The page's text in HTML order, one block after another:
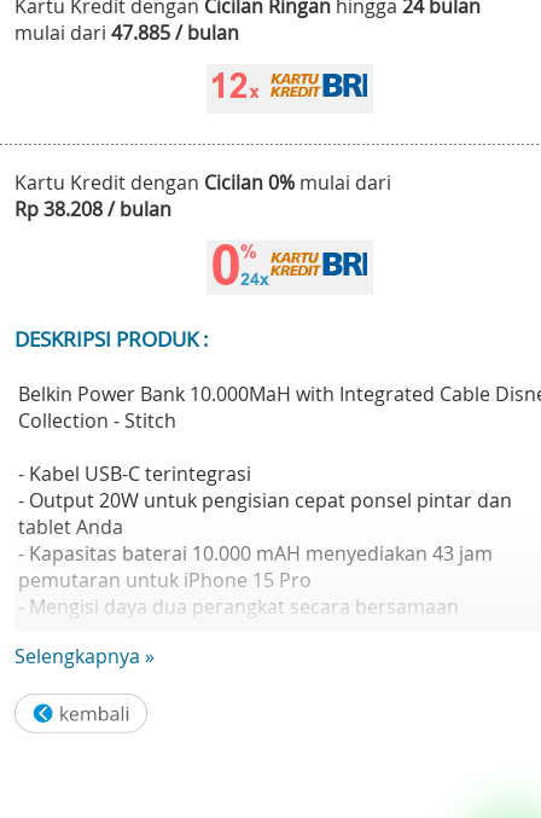
Kartu Kredit dengan Cicilan Ringan hingga 24 bulan
mulai dari 47.885 / bulan
Kartu Kredit dengan Cicilan 0% mulai dari
Rp 38.208 / bulan
DESKRIPSI PRODUK :
Belkin Power Bank 10.000MaH with Integrated Cable
Collection - Stitch
- Kabel USB-C terintegrasi
- Output 20W untuk pengisian cepat ponsel pintar dan
tablet Anda
- Kapasitas baterai 10.000 mAH menyediakan 43 jam
pemutaran untuk iPhone 15 Pro
- Mengisi daya dua perangkat secara bersamaan
- Daya tembus memungkinkan pengisian daya perangkat
- Desain ringkas dan ringan
Others
Selengkapnya »